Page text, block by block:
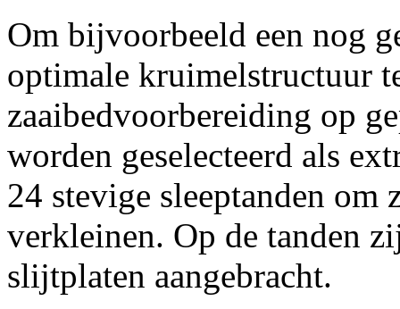
Om bijvoorbeeld een nog
optimale kruimelstructuur
zaaibedvoorbereiding op
worden geselecteerd als
24 stevige sleeptanden
verkleinen. Op de tanden
slijtplaten aangebracht.